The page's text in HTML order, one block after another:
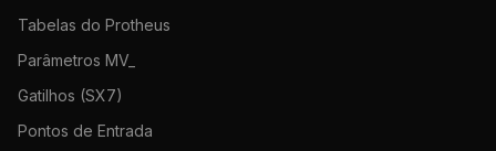
Tabelas do Protheus
Parâmetros MV_
Gatilhos (SX7)
Pontos de Entrada